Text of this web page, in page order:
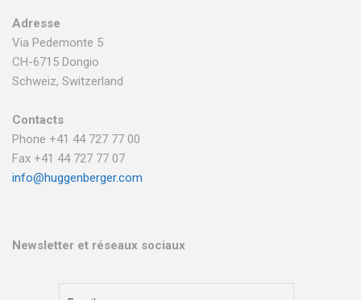
Adresse
Via Pedemonte 5
CH-6715 Dongio
Schweiz, Switzerland
Contacts
Phone +41 44 727 77 00
Fax +41 44 727 77 07
info@huggenberger.com
Newsletter et réseaux sociaux